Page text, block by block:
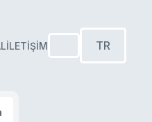
İLETIŞIM TR